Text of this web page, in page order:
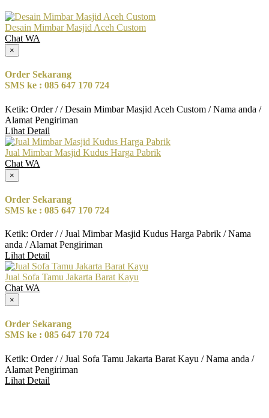
Desain Mimbar Masjid Aceh Custom
Chat WA
×
Order Sekarang
SMS ke : 085 647 170 724
Ketik: Order / / Desain Mimbar Masjid Aceh Custom / Nama anda /
Alamat Pengiriman
Lihat Detail
Jual Mimbar Masjid Kudus Harga Pabrik
Chat WA
×
Order Sekarang
SMS ke : 085 647 170 724
Ketik: Order / / Jual Mimbar Masjid Kudus Harga Pabrik / Nama
anda / Alamat Pengiriman
Lihat Detail
Jual Sofa Tamu Jakarta Barat Kayu
Chat WA
×
Order Sekarang
SMS ke : 085 647 170 724
Ketik: Order / / Jual Sofa Tamu Jakarta Barat Kayu / Nama anda /
Alamat Pengiriman
Lihat Detail